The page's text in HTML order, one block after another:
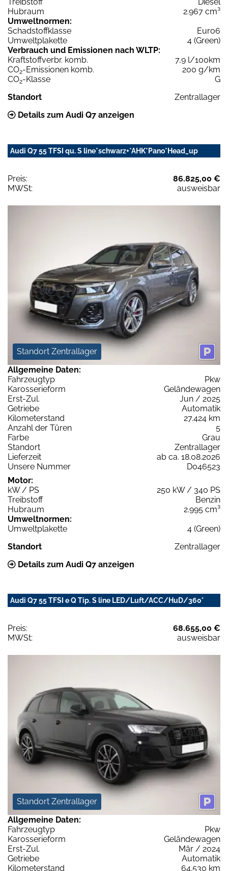
Hubraum
2.967 cm³
Umweltnormen:
Schadstoffklasse
Euro6
Umweltplakette
4 (Green)
Verbrauch und Emissionen nach WLTP:
Kraftstoffverbr. komb.
7,9 l/100km
CO2-Emissionen komb.
200 g/km
CO2-Klasse
G
Standort
Zentrallager
Details zum Audi Q7 anzeigen
Audi Q7 55 TFSI qu. S line*schwarz+*AHK*Pano*Head_up
Preis:
86.825,00 €
MWSt:
ausweisbar
Standort Zentrallager
Allgemeine Daten:
Fahrzeugtyp
Pkw
Karosserieform
Geländewagen
Erst-Zul.
Jun / 2025
Getriebe
Automatik
Kilometerstand
27.424 km
Anzahl der Türen
5
Farbe
Grau
Standort
Zentrallager
Lieferzeit
ab ca. 18.08.2026
Unsere Nummer
D046523
Motor:
kW / PS
250 kW / 340 PS
Treibstoff
Benzin
Hubraum
2.995 cm³
Umweltnormen:
Umweltplakette
4 (Green)
Standort
Zentrallager
Details zum Audi Q7 anzeigen
Audi Q7 55 TFSI e Q Tip. S line LED/Luft/ACC/HuD/360°
Preis:
68.655,00 €
MWSt:
ausweisbar
Standort Zentrallager
Allgemeine Daten:
Fahrzeugtyp
Pkw
Karosserieform
Geländewagen
Erst-Zul.
Mär / 2024
Getriebe
Automatik
Kilometerstand
64.530 km